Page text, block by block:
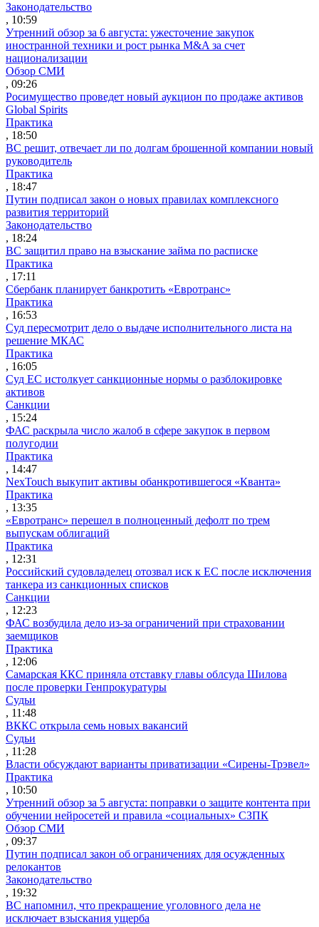
Законодательство
, 10:59
Утренний обзор за 6 августа: ужесточение закупок
иностранной техники и рост рынка M&A за счет
национализации
Обзор СМИ
, 09:26
Росимущество проведет новый аукцион по продаже активов
Global Spirits
Практика
, 18:50
ВС решит, отвечает ли по долгам брошенной компании новый
руководитель
Практика
, 18:47
Путин подписал закон о новых правилах комплексного
развития территорий
Законодательство
, 18:24
ВС защитил право на взыскание займа по расписке
Практика
, 17:11
Сбербанк планирует банкротить «Евротранс»
Практика
, 16:53
Суд пересмотрит дело о выдаче исполнительного листа на
решение МКАС
Практика
, 16:05
Суд ЕС истолкует санкционные нормы о разблокировке
активов
Санкции
, 15:24
ФАС раскрыла число жалоб в сфере закупок в первом
полугодии
Практика
, 14:47
NexTouch выкупит активы обанкротившегося «Кванта»
Практика
, 13:35
«Евротранс» перешел в полноценный дефолт по трем
выпускам облигаций
Практика
, 12:31
Российский судовладелец отозвал иск к ЕС после исключения
танкера из санкционных списков
Санкции
, 12:23
ФАС возбудила дело из-за ограничений при страховании
заемщиков
Практика
, 12:06
Самарская ККС приняла отставку главы облсуда Шилова
после проверки Генпрокуратуры
Судьи
, 11:48
ВККС открыла семь новых вакансий
Судьи
, 11:28
Власти обсуждают варианты приватизации «Сирены-Трэвел»
Практика
, 10:50
Утренний обзор за 5 августа: поправки о защите контента при
обучении нейросетей и правила «социальных» СЗПК
Обзор СМИ
, 09:37
Путин подписал закон об ограничениях для осужденных
релокантов
Законодательство
, 19:32
ВС напомнил, что прекращение уголовного дела не
исключает взыскания ущерба